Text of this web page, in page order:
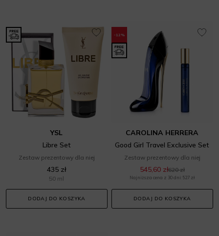
YSL
Libre Set
Zestaw prezentowy dla niej
435 zł
50 ml
DODAJ DO KOSZYKA
-12%
CAROLINA HERRERA
Good Girl Travel Exclusive Set
Zestaw prezentowy dla niej
545,60 zł620 zł
Najniższa cena z 30 dni: 527 zł
DODAJ DO KOSZYKA